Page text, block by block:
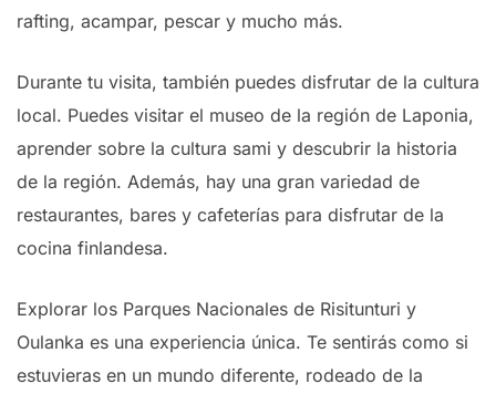
rafting, acampar, pescar y mucho más.
Durante tu visita, también puedes disfrutar de la cultura
local. Puedes visitar el museo de la región de Laponia,
aprender sobre la cultura sami y descubrir la historia
de la región. Además, hay una gran variedad de
restaurantes, bares y cafeterías para disfrutar de la
cocina finlandesa.
Explorar los Parques Nacionales de Risitunturi y
Oulanka es una experiencia única. Te sentirás como si
estuvieras en un mundo diferente, rodeado de la